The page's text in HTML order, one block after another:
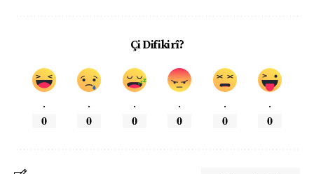
Çi Difikirî?
.
0
.
0
.
0
.
0
.
0
.
0